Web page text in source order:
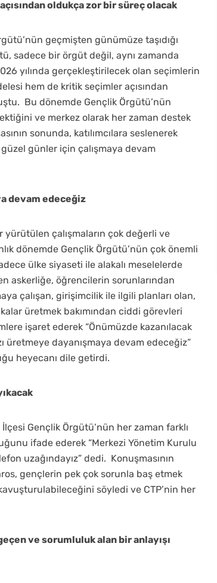
oldukça zor bir süreç olacak
geçmişten günümüze taşıdığı
sadece bir örgüt değil, aynı zamanda
yılında gerçekleştirilecek olan seçimlerin
hem de kritik seçimler açısından
Bu dönemde Gençlik Örgütü’nün
ve merkez olarak her zaman destek
sonunda, katılımcılara seslenerek
günler için çalışmaya devam
devam edeceğiz
çalışmaların çok değerli ve
dönemde Gençlik Örgütü’nün çok önemli
ülke siyaseti ile alakalı meselelerde
askerliğe, öğrencilerin sorunlarından
çalışan, girişimcilik ile ilgili planları olan,
üretmek bakımından ciddi görevleri
işaret ederek “Önümüzde kazanılacak
üretmeye dayanışmaya devam edeceğiz”
heyecanı dile getirdi.
Gençlik Örgütü’nün her zaman farklı
ifade ederek “Merkezi Yönetim Kurulu
uzağındayız” dedi. Konuşmasının
gençlerin pek çok sorunla baş etmek
söyledi ve CTP’nin her
ve sorumluluk alan bir anlayışı